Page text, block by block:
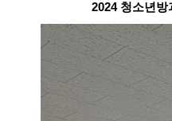
2024 청소년